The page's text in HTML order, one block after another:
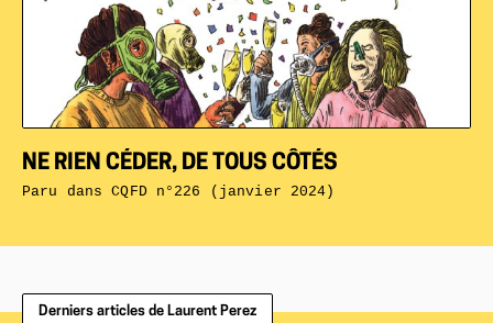
NE RIEN CÉDER, DE TOUS CÔTÉS
Paru dansCQFD n°226 (janvier 2024)
Derniers articles de Laurent Perez